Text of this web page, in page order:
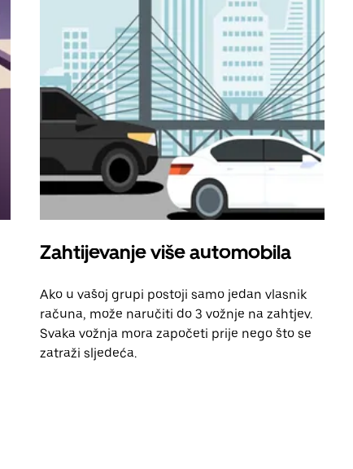
Zahtijevanje više automobila
Ako u vašoj grupi postoji samo jedan vlasnik
računa, može naručiti do 3 vožnje na zahtjev.
Svaka vožnja mora započeti prije nego što se
zatraži sljedeća.